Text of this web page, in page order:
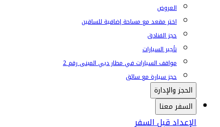
العروض
اختر مقعد مع مساحة إضافية للساقين
حجز الفنادق
تأجير السيارات
مواقف السيارات في مطار دبي المبنى رقم 2
حجز سيارة مع سائق
الحجز والإدارة
السفر معنا
الإعداد قبل السفر